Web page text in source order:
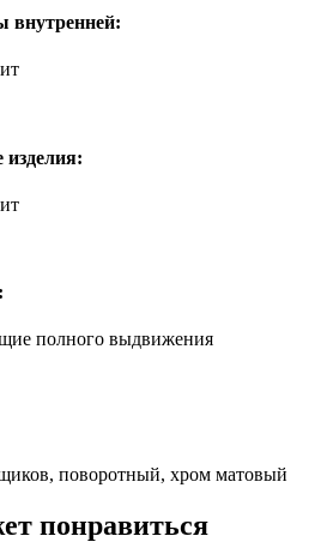
внутренней:
изделия:
полного выдвижения
поворотный, хром матовый
понравиться